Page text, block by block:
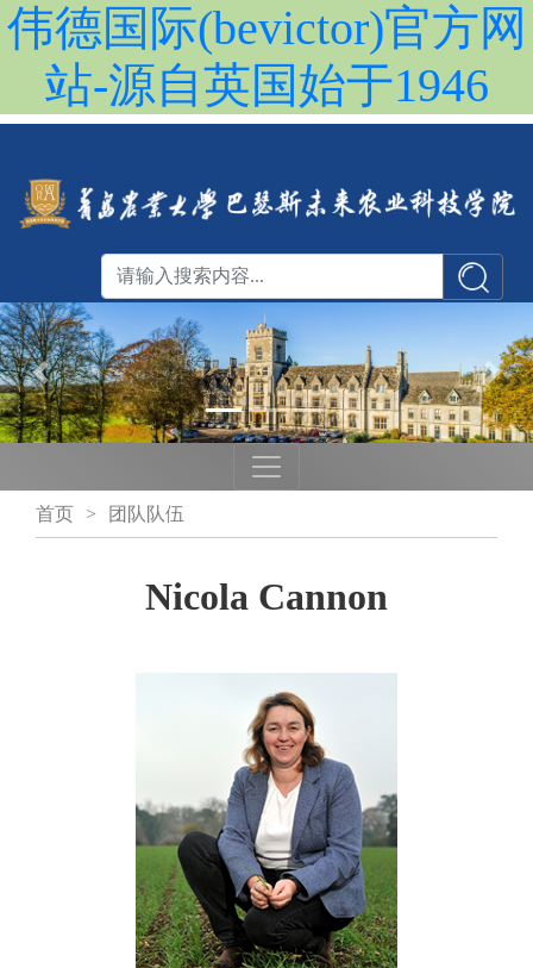
伟德国际(bevictor)官方网
站-源自英国始于1946
首页 > 团队队伍
Nicola Cannon